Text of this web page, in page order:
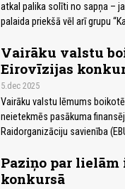
atkal palika solīti no sapņa –
palaida priekšā vēl arī grupu
Vairāku valstu
Eirovīzijas
5.dec 2025
Vairāku valstu lēmums
neietekmēs pasākuma
Raidorganizāciju savienība
Paziņo par
konkursā